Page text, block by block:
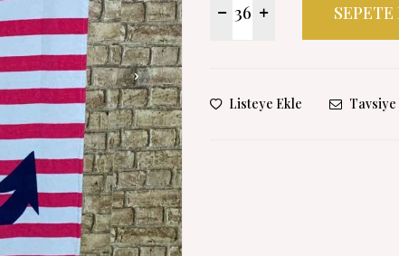
Listeye Ekle Tavsiye